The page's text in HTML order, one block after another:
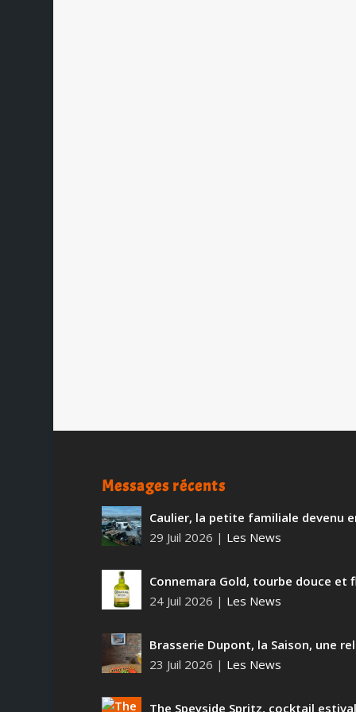
Messages récents
Caulier, la petite familiale devenu
29 Juil 2026 | Les News
Connemara Gold, tourbe douce et
24 Juil 2026 | Les News
Brasserie Dupont, la Saison, une
23 Juil 2026 | Les News
The Speyside Spritz, cocktail